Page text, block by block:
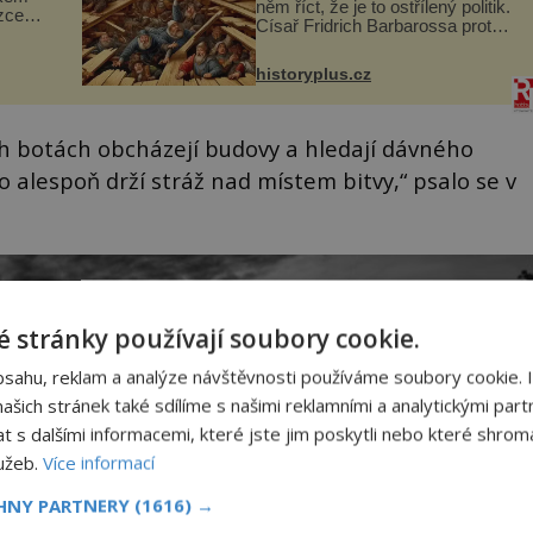
něm říct, že je to ostřílený politik.
Císař Fridrich Barbarossa proto
Jindřicha VI. do Erfurtu, aby se
stal prostředníkem při řešení
sporu m...
historyplus.cz
botách obcházejí budovy a hledají dávného
drží stráž nad místem bitvy,“ psalo se v
stránky používají soubory cookie.
reklam a analýze návštěvnosti používáme soubory cookie.
stránek také sdílíme s našimi reklamními a analytickými
s dalšími informacemi, které jste jim poskytli nebo které
Více informací
PARTNERY (1616) →